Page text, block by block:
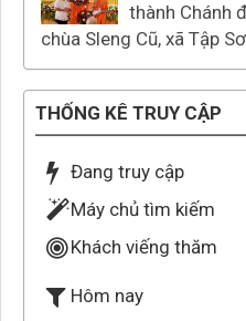
thành Chánh
chùa Sleng Cũ, xã Tập
THỐNG KÊ TRUY CẬP
Đang truy cập
Máy chủ tìm kiếm
Khách viếng thăm
Hôm nay